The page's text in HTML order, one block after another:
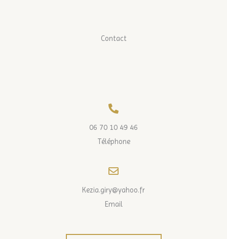
Contact
06 70 10 49 46
Téléphone
Kezia.giry@yahoo.fr
Email